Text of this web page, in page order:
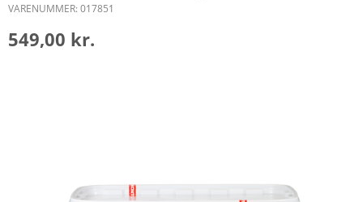
VARENUMMER: 017851
549,00 kr.